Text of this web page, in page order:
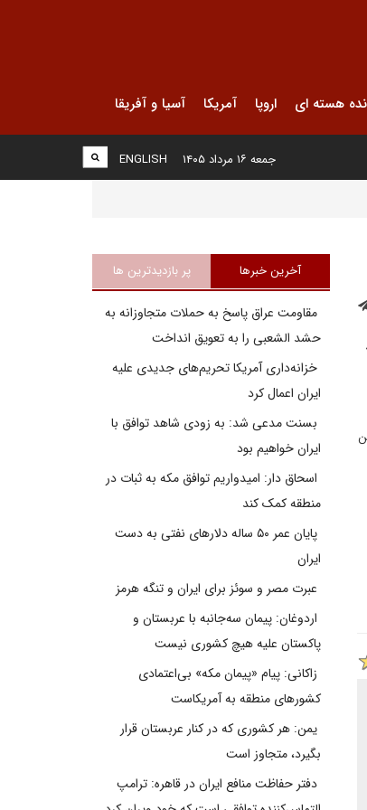
هسته ای اروپا آمریکا آسیا و آفریقا
ENGLISH جمعه ۱۶ مرداد ۱۴۰۵
آخرین خبرها پر بازدیدترین ها
مقاومت عراق پاسخ به حملات متجاوزانه به
حشد الشعبی را به تعویق انداخت
خزانه‌داری آمریکا تحریم‌های جدیدی علیه
ایران اعمال کرد
بسنت مدعی شد: به زودی شاهد توافق با
ایران خواهیم بود
اسحاق دار: امیدواریم توافق مکه به ثبات در
منطقه کمک کند
پایان عمر ۵۰ ساله دلارهای نفتی به دست
ایران
عبرت مصر و سوئز برای ایران و تنگه هرمز
اردوغان: پیمان سه‌جانبه با عربستان و
پاکستان علیه هیچ کشوری نیست
زاکانی: پیام «پیمان مکه» بی‌اعتمادی
کشورهای منطقه به آمریکاست
یمن: هر کشوری که در کنار عربستان قرار
بگیرد، متجاوز است
دفتر حفاظت منافع ایران در قاهره: ترامپ